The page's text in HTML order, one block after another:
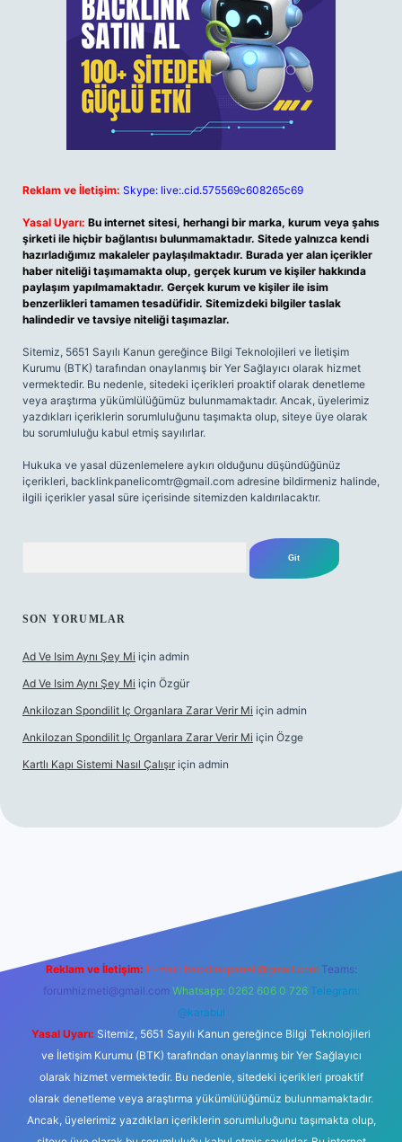
Reklam ve İletişim: Skype: live:.cid.575569c608265c69
Yasal Uyarı: Bu internet sitesi, herhangi bir marka, kurum veya şahıs
şirketi ile hiçbir bağlantısı bulunmamaktadır. Sitede yalnızca kendi
hazırladığımız makaleler paylaşılmaktadır. Burada yer alan içerikler
haber niteliği taşımamakta olup, gerçek kurum ve kişiler hakkında
paylaşım yapılmamaktadır. Gerçek kurum ve kişiler ile isim
benzerlikleri tamamen tesadüfidir. Sitemizdeki bilgiler taslak
halindedir ve tavsiye niteliği taşımazlar.
Sitemiz, 5651 Sayılı Kanun gereğince Bilgi Teknolojileri ve İletişim
Kurumu (BTK) tarafından onaylanmış bir Yer Sağlayıcı olarak hizmet
vermektedir. Bu nedenle, sitedeki içerikleri proaktif olarak denetleme
veya araştırma yükümlülüğümüz bulunmamaktadır. Ancak, üyelerimiz
yazdıkları içeriklerin sorumluluğunu taşımakta olup, siteye üye olarak
bu sorumluluğu kabul etmiş sayılırlar.
Hukuka ve yasal düzenlemelere aykırı olduğunu düşündüğünüz
içerikleri, backlinkpanelicomtr@gmail.com adresine bildirmeniz halinde,
ilgili içerikler yasal süre içerisinde sitemizden kaldırılacaktır.
SON YORUMLAR
Ad Ve Isim Aynı Şey Mi için admin
Ad Ve Isim Aynı Şey Mi için Özgür
Ankilozan Spondilit Iç Organlara Zarar Verir Mi için admin
Ankilozan Spondilit Iç Organlara Zarar Verir Mi için Özge
Kartlı Kapı Sistemi Nasıl Çalışır için admin
Reklam ve İletişim: E-mail: backlinkpaneli@gmail.com Teams:
forumhizmeti@gmail.com Whatsapp: 0262 606 0 726 Telegram:
@karabul
Yasal Uyarı: Sitemiz, 5651 Sayılı Kanun gereğince Bilgi Teknolojileri
ve İletişim Kurumu (BTK) tarafından onaylanmış bir Yer Sağlayıcı
olarak hizmet vermektedir. Bu nedenle, sitedeki içerikleri proaktif
olarak denetleme veya araştırma yükümlülüğümüz bulunmamaktadır.
Ancak, üyelerimiz yazdıkları içeriklerin sorumluluğunu taşımakta olup,